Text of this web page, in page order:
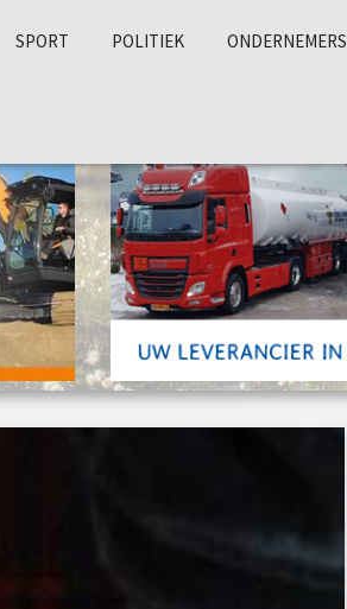
SPORT POLITIEK ONDERNEMERS